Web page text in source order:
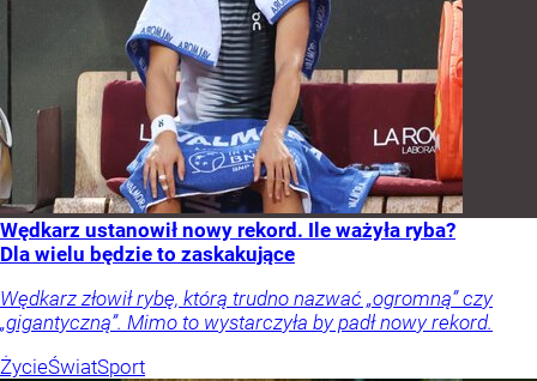
Wędkarz ustanowił nowy rekord. Ile ważyła ryba?
Dla wielu będzie to zaskakujące
Wędkarz złowił rybę, którą trudno nazwać „ogromną” czy
„gigantyczną”. Mimo to wystarczyła by padł nowy rekord.
ŻycieŚwiatSport